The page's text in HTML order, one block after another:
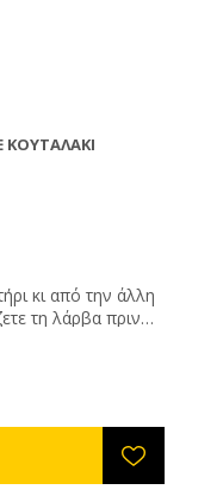
κι από την άλλη
τη λάρβα πριν